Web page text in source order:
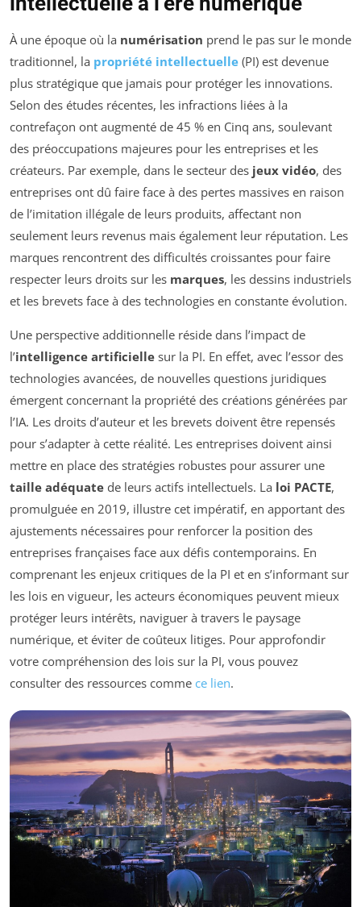
À une époque où la numérisation prend le pas sur le monde
traditionnel, la propriété intellectuelle (PI) est devenue
plus stratégique que jamais pour protéger les innovations.
Selon des études récentes, les infractions liées à la
contrefaçon ont augmenté de 45 % en Cinq ans, soulevant
des préoccupations majeures pour les entreprises et les
créateurs. Par exemple, dans le secteur des jeux vidéo, des
entreprises ont dû faire face à des pertes massives en raison
de l’imitation illégale de leurs produits, affectant non
seulement leurs revenus mais également leur réputation. Les
marques rencontrent des difficultés croissantes pour faire
respecter leurs droits sur les marques, les dessins industriels
et les brevets face à des technologies en constante évolution.
Une perspective additionnelle réside dans l’impact de
l’intelligence artificielle sur la PI. En effet, avec l’essor des
technologies avancées, de nouvelles questions juridiques
émergent concernant la propriété des créations générées par
l’IA. Les droits d’auteur et les brevets doivent être repensés
pour s’adapter à cette réalité. Les entreprises doivent ainsi
mettre en place des stratégies robustes pour assurer une
taille adéquate de leurs actifs intellectuels. La loi PACTE,
promulguée en 2019, illustre cet impératif, en apportant des
ajustements nécessaires pour renforcer la position des
entreprises françaises face aux défis contemporains. En
comprenant les enjeux critiques de la PI et en s’informant sur
les lois en vigueur, les acteurs économiques peuvent mieux
protéger leurs intérêts, naviguer à travers le paysage
numérique, et éviter de coûteux litiges. Pour approfondir
votre compréhension des lois sur la PI, vous pouvez
consulter des ressources comme ce lien.